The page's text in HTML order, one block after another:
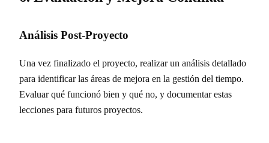
Análisis Post-Proyecto
Una vez finalizado el proyecto, realizar un análisis detallado
para identificar las áreas de mejora en la gestión del tiempo.
Evaluar qué funcionó bien y qué no, y documentar estas
lecciones para futuros proyectos.